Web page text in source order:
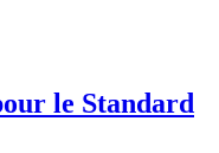
le Standard